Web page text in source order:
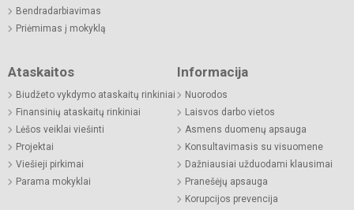
Bendradarbiavimas
Priėmimas į mokyklą
Ataskaitos
Biudžeto vykdymo ataskaitų rinkiniai
Finansinių ataskaitų rinkiniai
Lėšos veiklai viešinti
Projektai
Viešieji pirkimai
Parama mokyklai
Informacija
Nuorodos
Laisvos darbo vietos
Asmens duomenų apsauga
Konsultavimasis su visuomene
Dažniausiai užduodami klausimai
Pranešėjų apsauga
Korupcijos prevencija